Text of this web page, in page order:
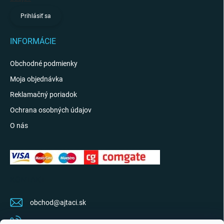
Prihlásiť sa
INFORMÁCIE
Obchodné podmienky
Moja objednávka
Reklamačný poriadok
Ochrana osobných údajov
O nás
obchod@ajtaci.sk
0904 07 34 34